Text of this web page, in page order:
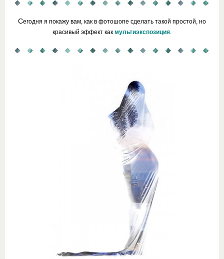
Сегодня я покажу вам, как в фотошопе сделать такой простой, но
красивый эффект как мультиэкспозиция.